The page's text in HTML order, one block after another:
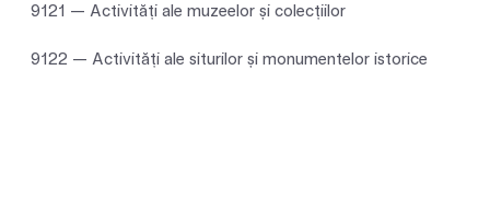
9121 — Activități ale muzeelor și colecțiilor
9122 — Activități ale siturilor și monumentelor istorice